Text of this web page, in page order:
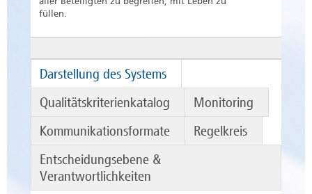
füllen.
Darstellung des Systems
Qualitätskriterienkatalog
Monitoring
Kommunikationsformate
Regelkreis
Entscheidungsebene &
Verantwortlichkeiten